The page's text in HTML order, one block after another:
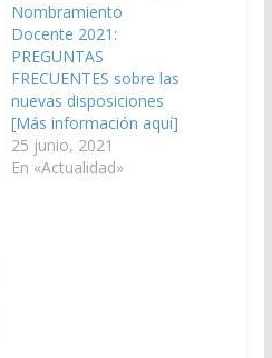
Nombramiento
Docente 2021:
PREGUNTAS
FRECUENTES sobre las
nuevas disposiciones
[Más información aquí]
25 junio, 2021
En «Actualidad»